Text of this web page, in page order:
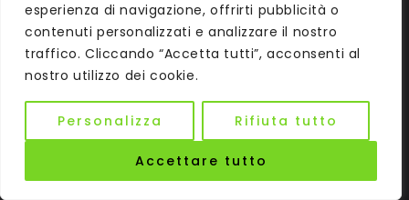
esperienza di navigazione, offrirti pubblicità o
contenuti personalizzati e analizzare il nostro
traffico. Cliccando “Accetta tutti”, acconsenti al
nostro utilizzo dei cookie.
Personalizza Rifiuta tutto
Accettare tutto
HINTERLÄSST SEINE SPUREN
Die Zutaten eines Cocktails, der
schafft unvergessliche Erlebnisse
um ihre Spuren zu hinterlassen.
UNTERHALTUNG, INNOVATION UND BETRIEB